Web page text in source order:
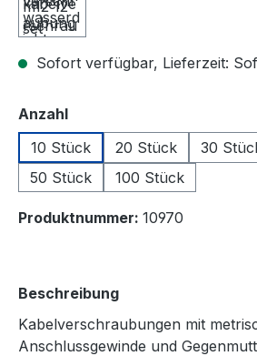
Sofort verfügbar, Lieferzeit:
Anzahlauswählen
10 Stück
20 Stück 30
50 Stück
100 Stück
Produktnummer: 10970
Beschreibung
Kabelverschraubungen mit
Anschlussgewinde und